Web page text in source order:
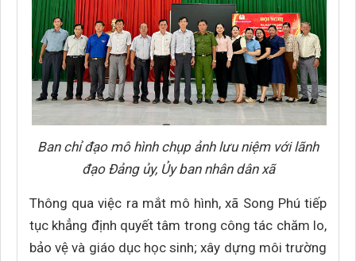
Ban chỉ đạo mô hình chụp ảnh lưu niệm với lãnh
đạo Đảng ủy, Ủy ban nhân dân xã
Thông qua việc ra mắt mô hình, xã Song Phú tiếp
tục khẳng định quyết tâm trong công tác chăm lo,
bảo vệ và giáo dục học sinh; xây dựng môi trường